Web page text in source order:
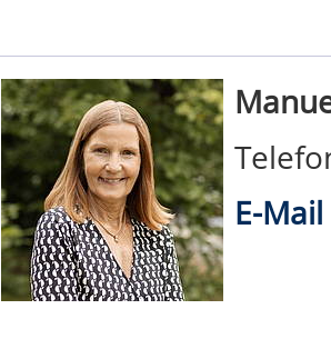
E-Mail